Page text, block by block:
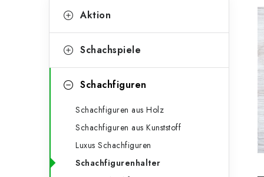
e
t
e
überspringen
a
e
e
Aktion
Schachspiele
Schachfiguren
Schachfiguren aus Holz
Schachfiguren aus Kunststoff
Luxus Schachfiguren
Schachfigurenhalter